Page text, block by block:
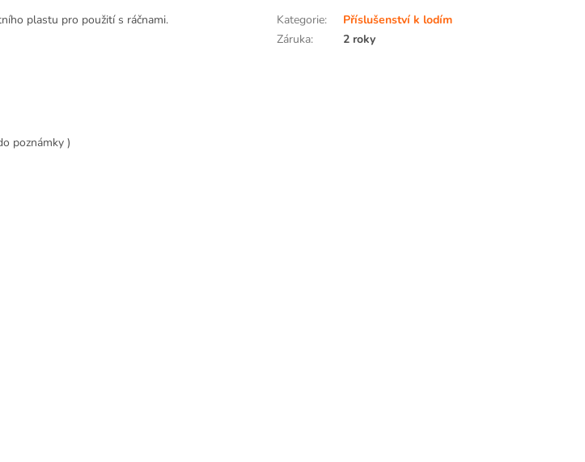
plastu pro použití s ráčnami.
poznámky )
Kategorie:
Příslušenství k lodím
Záruka: 2 roky